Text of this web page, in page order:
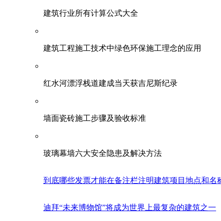
建筑行业所有计算公式大全
建筑工程施工技术中绿色环保施工理念的应用
红水河漂浮栈道建成当天获吉尼斯纪录
墙面瓷砖施工步骤及验收标准
玻璃幕墙六大安全隐患及解决方法
到底哪些发票才能在备注栏注明建筑项目地点和名
迪拜“未来博物馆”将成为世界上最复杂的建筑之一